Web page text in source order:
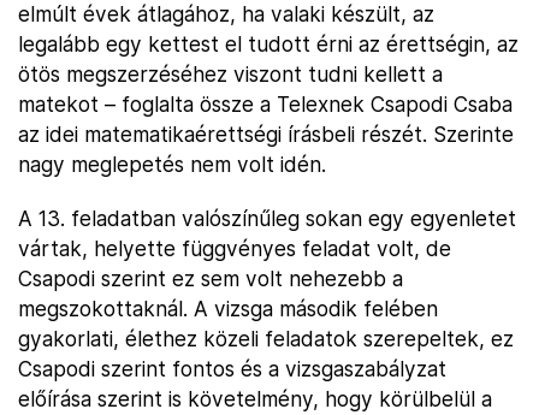
elmúlt évek átlagához, ha valaki készült, az
legalább egy kettest el tudott érni az érettségin, az
ötös megszerzéséhez viszont tudni kellett a
matekot – foglalta össze a Telexnek Csapodi Csaba
az idei matematikaérettségi írásbeli részét. Szerinte
nagy meglepetés nem volt idén.
A 13. feladatban valószínűleg sokan egy egyenletet
vártak, helyette függvényes feladat volt, de
Csapodi szerint ez sem volt nehezebb a
megszokottaknál. A vizsga második felében
gyakorlati, élethez közeli feladatok szerepeltek, ez
Csapodi szerint fontos és a vizsgaszabályzat
előírása szerint is követelmény, hogy körülbelül a